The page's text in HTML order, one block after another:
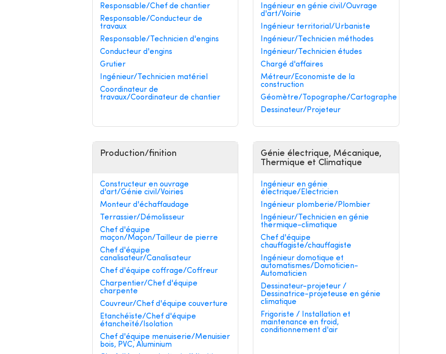
Responsable/Chef de chantier
Responsable/Conducteur de
travaux
Responsable/Technicien d'engins
Conducteur d'engins
Grutier
Ingénieur/Technicien matériel
Coordinateur de
travaux/Coordinateur de chantier
Ingénieur en génie civil/Ouvrage
d'art/Voirie
Ingénieur territorial/Urbaniste
Ingénieur/Technicien méthodes
Ingénieur/Technicien études
Chargé d'affaires
Métreur/Economiste de la
construction
Géomètre/Topographe/Cartographe
Dessinateur/Projeteur
Production/finition
Constructeur en ouvrage
d'art/Génie civil/Voiries
Monteur d'échaffaudage
Terrassier/Démolisseur
Chef d'équipe
maçon/Maçon/Tailleur de pierre
Chef d'équipe
canalisateur/Canalisateur
Chef d'équipe coffrage/Coffreur
Charpentier/Chef d'équipe
charpente
Couvreur/Chef d'équipe couverture
Etanchéïste/Chef d'équipe
étancheïté/Isolation
Chef d'équipe menuiserie/Menuisier
bois, PVC, Aluminium
Génie électrique, Mécanique,
Thermique et Climatique
Ingénieur en génie
électrique/Electricien
Ingénieur plomberie/Plombier
Ingénieur/Technicien en génie
thermique-climatique
Chef d'équipe
chauffagiste/chauffagiste
Ingénieur domotique et
automatismes/Domoticien-
Automaticien
Dessinateur-projeteur /
Dessinatrice-projeteuse en génie
climatique
Frigoriste / Installation et
maintenance en froid,
conditionnement d'air